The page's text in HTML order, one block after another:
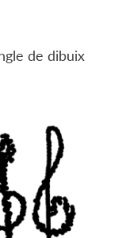
de dibuix